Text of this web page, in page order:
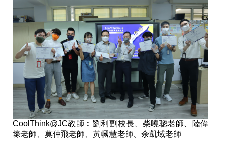
CoolThink@JC教師︰劉利副校長、柴曉聰老師、陸偉
壕老師、莫仲飛老師、黃幗慧老師、余凱域老師